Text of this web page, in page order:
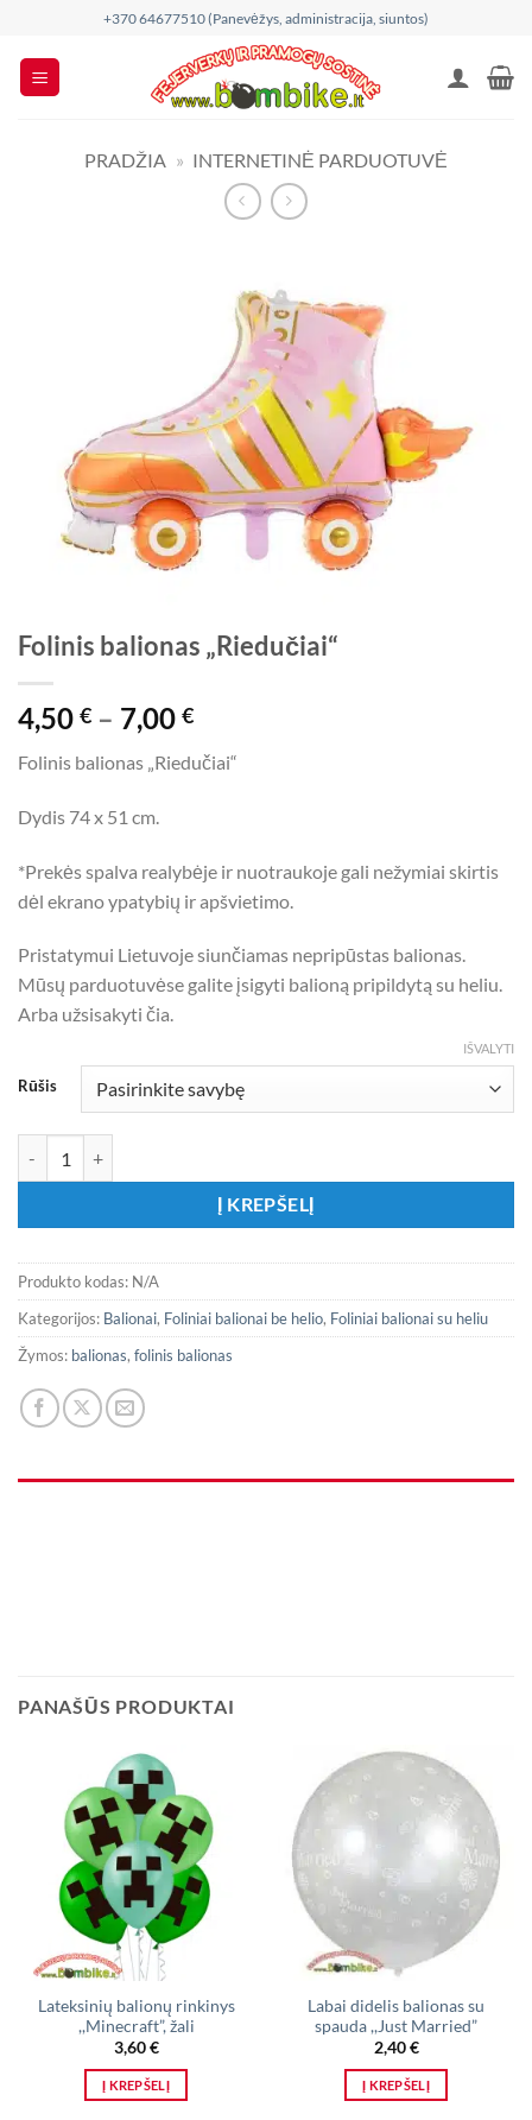
content
+370 64677510 (Panevėžys, administracija, siuntos)
PRADŽIA » INTERNETINĖ PARDUOTUVĖ
Folinis balionas „Riedučiai“
4,50 € – 7,00 €Price
range:
4,50 €
Folinis balionas „Riedučiai“
Dydis 74 x 51 cm.
*Prekės spalva realybėje ir nuotraukoje gali nežymiai skirtis
dėl ekrano ypatybių ir apšvietimo.
Pristatymui Lietuvoje siunčiamas nepripūstas balionas.
Mūsų parduotuvėse galite įsigyti balioną pripildytą su heliu.
Arba užsisakyti čia.
Rūšis
IŠVALYTI
Į KREPŠELĮ
Produkto kodas: N/A
Kategorijos: Balionai, Foliniai balionai be helio, Foliniai balionai su heliu
Žymos: balionas, folinis balionas
PANAŠŪS PRODUKTAI
Lateksinių balionų rinkinys
,,Minecraft”, žali
3,60€
Į KREPŠELĮ
Labai didelis balionas su
spauda ,,Just Married”
2,40€
Į KREPŠELĮ